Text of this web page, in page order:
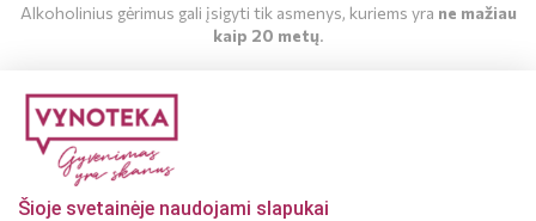
Šioje svetainėje naudojami slapukai
Alkoholinius gėrimus gali įsigyti tik asmenys, kuriems yra ne mažiau
kaip 20 metų.
Sausas vynas
AUSTRIJA 13.5% AUSTRIJA